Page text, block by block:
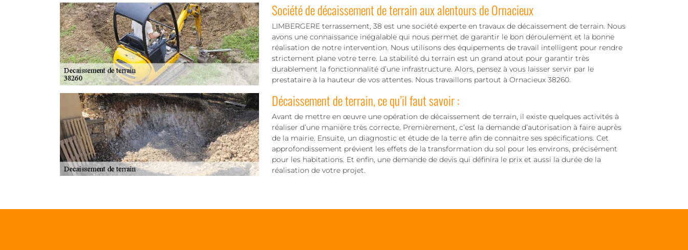
Société de décaissement de terrain aux alentours de Ornacieux
LIMBERGERE terrassement, 38 est une société experte en travaux de décaissement de terrain. Nous
avons une connaissance inégalable qui nous permet de garantir le bon déroulement et la bonne
réalisation de notre intervention. Nous utilisons des équipements de travail intelligent pour rendre
strictement plane votre terre. La stabilité du terrain est un grand atout pour garantir très
durablement la fonctionnalité d’une infrastructure. Alors, pensez à vous laisser servir par le
prestataire à la hauteur de vos attentes. Nous travaillons partout à Ornacieux 38260.
Décaissement de terrain, ce qu’il faut savoir :
Avant de mettre en œuvre une opération de décaissement de terrain, il existe quelques activités à
réaliser d’une manière très correcte. Premièrement, c’est la demande d’autorisation à faire auprès
de la mairie. Ensuite, un diagnostic et étude de la terre afin de connaitre ses spécifications. Cet
approfondissement prévient les effets de la transformation du sol pour les environs, précisément
pour les habitations. Et enfin, une demande de devis qui définira le prix et aussi la durée de la
réalisation de votre projet.